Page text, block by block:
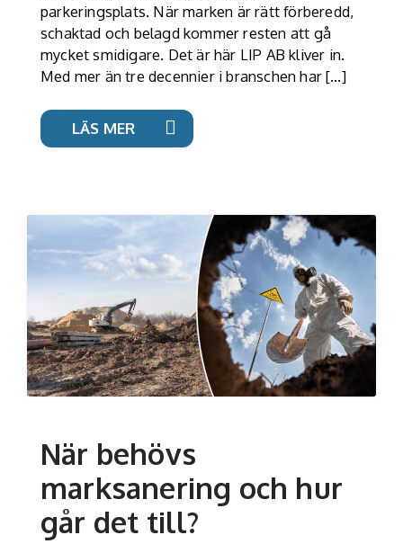
parkeringsplats. När marken är rätt förberedd,
schaktad och belagd kommer resten att gå
mycket smidigare. Det är här LIP AB kliver in.
Med mer än tre decennier i branschen har […]
LÄS MER
När behövs
marksanering och hur
går det till?